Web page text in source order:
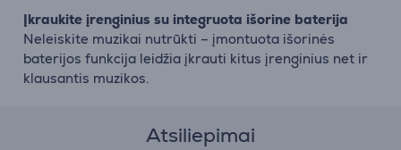
Įkraukite įrenginius su integruota išorine baterija
Neleiskite muzikai nutrūkti – įmontuota išorinės
baterijos funkcija leidžia įkrauti kitus įrenginius net ir
klausantis muzikos.
Atsiliepimai